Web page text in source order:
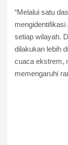
“Melalui satu
setiap wilayah.
dilakukan lebih
cuaca ekstrem,
memengaruhi